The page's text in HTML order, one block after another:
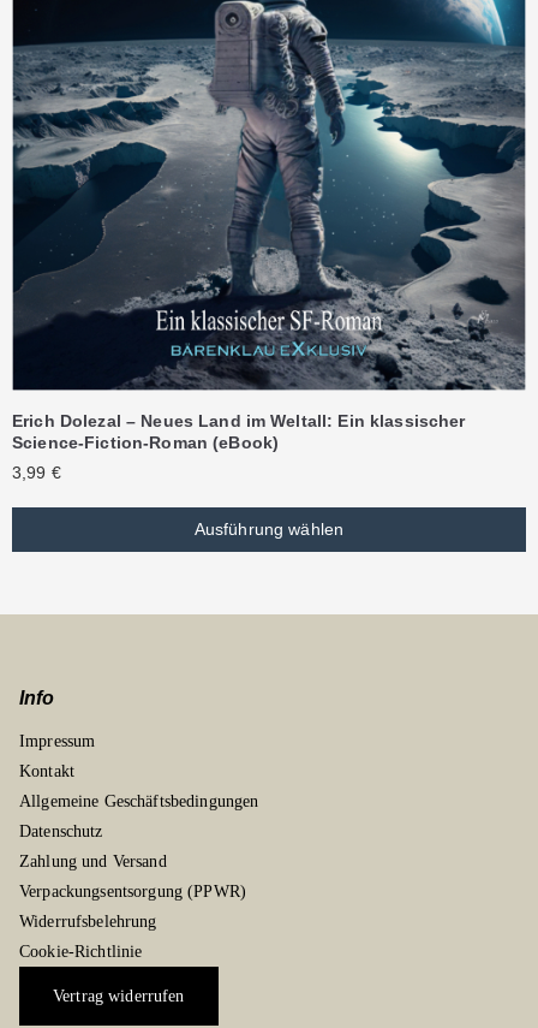
Erich Dolezal – Neues Land im Weltall: Ein klassischer
Science-Fiction-Roman (eBook)
3,99 €
Ausführung wählen
Info
Impressum
Kontakt
Allgemeine Geschäftsbedingungen
Datenschutz
Zahlung und Versand
Verpackungsentsorgung (PPWR)
Widerrufsbelehrung
Cookie-Richtlinie
Vertrag widerrufen